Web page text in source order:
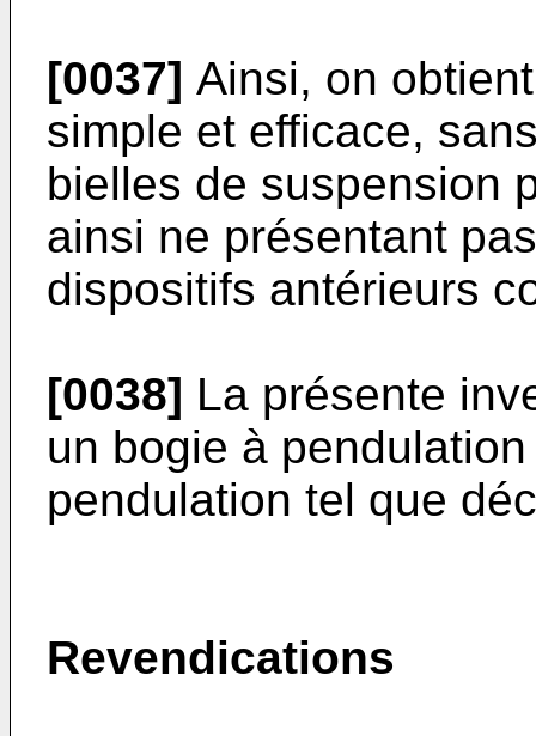
[0037] Ainsi, on
simple et efficace,
bielles de suspension
ainsi ne présentant
dispositifs antérieurs
[0038] La présente
un bogie à
pendulation tel que
Revendications